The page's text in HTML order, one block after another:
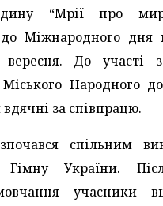
“Мрії про
до Міжнародного
вересня. До участі
Міського Народного
вдячні за співпрацю.
спільним
Гімну України.
учасники